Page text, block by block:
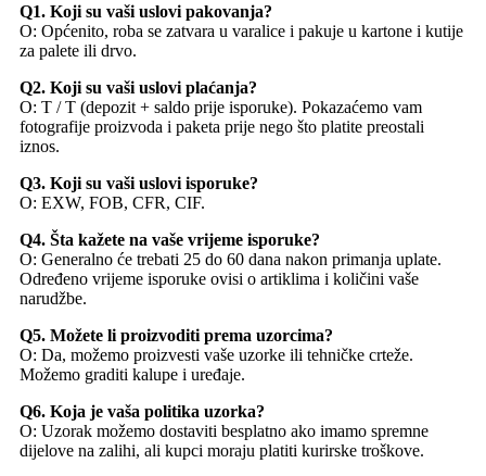
Q1. Koji su vaši uslovi pakovanja?
O: Općenito, roba se zatvara u varalice i pakuje u kartone i kutije
za palete ili drvo.
Q2. Koji su vaši uslovi plaćanja?
O: T / T (depozit + saldo prije isporuke). Pokazaćemo vam
fotografije proizvoda i paketa prije nego što platite preostali
iznos.
Q3. Koji su vaši uslovi isporuke?
O: EXW, FOB, CFR, CIF.
Q4. Šta kažete na vaše vrijeme isporuke?
O: Generalno će trebati 25 do 60 dana nakon primanja uplate.
Određeno vrijeme isporuke ovisi o artiklima i količini vaše
narudžbe.
Q5. Možete li proizvoditi prema uzorcima?
O: Da, možemo proizvesti vaše uzorke ili tehničke crteže.
Možemo graditi kalupe i uređaje.
Q6. Koja je vaša politika uzorka?
O: Uzorak možemo dostaviti besplatno ako imamo spremne
dijelove na zalihi, ali kupci moraju platiti kurirske troškove.